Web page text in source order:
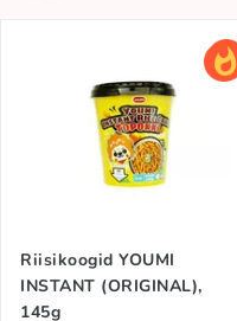
Riisikoogid YOUMI
INSTANT (ORIGINAL),
145g